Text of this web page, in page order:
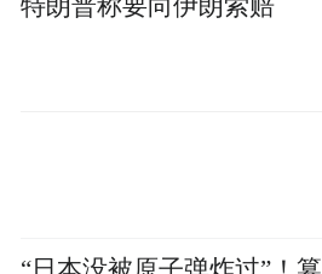
特朗普称要向伊朗索赔